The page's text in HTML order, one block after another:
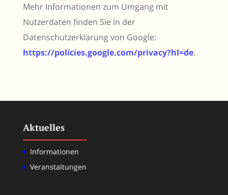
Mehr Informationen zum Umgang mit
Nutzerdaten finden Sie in der
Datenschutzerklärung von Google:
https://policies.google.com/privacy?hl=de.
Aktuelles
Informationen
Veranstaltungen